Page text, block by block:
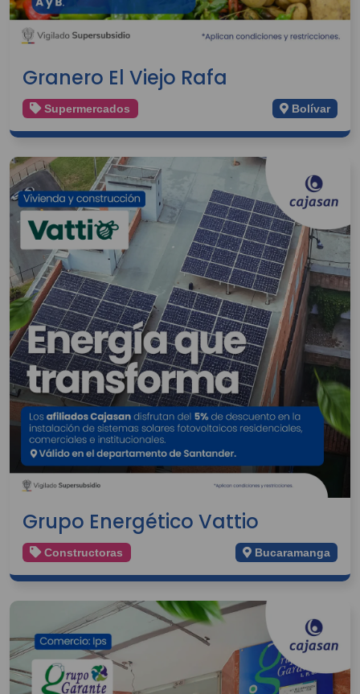
Granero El Viejo Rafa
Supermercados Bolívar
Grupo Energético Vattio
Constructoras Bucaramanga